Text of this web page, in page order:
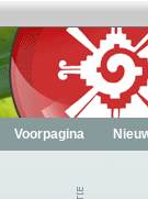
Voorpagina